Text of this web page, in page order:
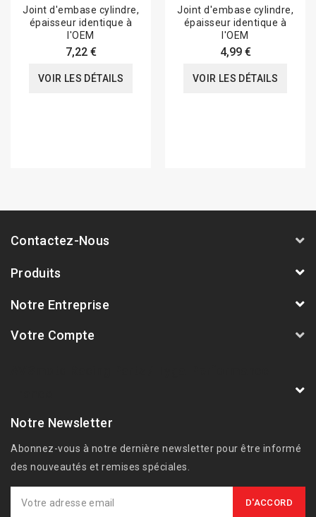
Joint d'embase cylindre,
épaisseur identique à
l'OEM
7,22 €
VOIR LES DÉTAILS
Joint d'embase cylindre,
épaisseur identique à
l'OEM
4,99 €
VOIR LES DÉTAILS
Contactez-Nous
Produits
Notre Entreprise
Votre Compte
Notre Newsletter
Abonnez-vous à notre dernière newsletter pour être informé
des nouveautés et remises spéciales.